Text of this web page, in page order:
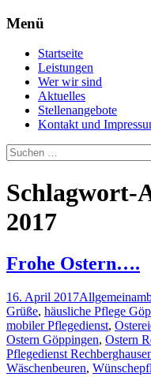
Pflegeteam
Schurwald
Pflegedienst
Menü
Zum
Inhalt
springen
Startseite
Leistungen
Wer wir sind
Aktuelles
Stellenangebote
Kontakt und
Suchen
nach:
Schlagwort-
2017
Frohe Ostern….
16. April 2017Allgemein
Grüße, häusliche Pflege
mobiler Pflegedienst,
Ostern Göppingen, Ostern
Pflegedienst
Wäschenbeuren, Wünsche